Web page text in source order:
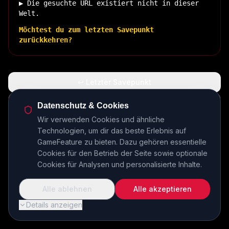
▶ Die gesuchte URL existiert nicht in dieser
Welt.
Möchtest du zum letzten Savepunkt
zurückkehren?
🏠 Zurück zur Basis
INSERT COIN TO CONTINUE...
Datenschutz & Cookies
Wir verwenden Cookies und ähnliche
Technologien, um dir das beste Erlebnis auf
GameFeature zu bieten. Dazu gehören essentielle
Cookies für den Betrieb der Seite sowie optionale
Cookies für Analysen und personalisierte Inhalte.
Details anzeigen
Alle ablehnen Alle akzeptieren